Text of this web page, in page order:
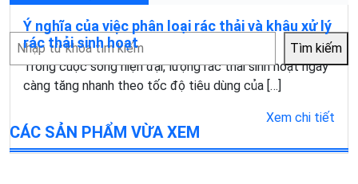
Ý nghĩa của việc phân loại rác thải và khâu xử lý
rác thải sinh hoạt
Trong cuộc sống hiện đại, lượng rác thải sinh hoạt ngày
càng tăng nhanh theo tốc độ tiêu dùng của […]
Xem chi tiết
Tìm
kiếm
Tìm kiếm
CÁC SẢN PHẨM VỪA XEM